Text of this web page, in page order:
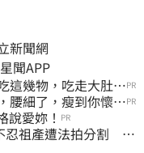
新聞網
娛樂星聞APP
這幾物，吃走大肚
PR
腰細了，瘦到你懷疑PR
說愛妳！ PR
忍祖產遭法拍分割 家